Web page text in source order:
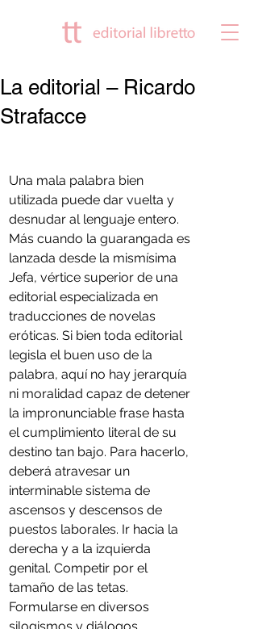
La editorial – Ricardo
Strafacce
Una mala palabra bien
utilizada puede dar vuelta y
desnudar al lenguaje entero.
Más cuando la guarangada es
lanzada desde la mismísima
Jefa, vértice superior de una
editorial especializada en
traducciones de novelas
eróticas. Si bien toda editorial
legisla el buen uso de la
palabra, aquí no hay jerarquía
ni moralidad capaz de detener
la impronunciable frase hasta
el cumplimiento literal de su
destino tan bajo. Para hacerlo,
deberá atravesar un
interminable sistema de
ascensos y descensos de
puestos laborales. Ir hacia la
derecha y a la izquierda
genital. Competir por el
tamaño de las tetas.
Formularse en diversos